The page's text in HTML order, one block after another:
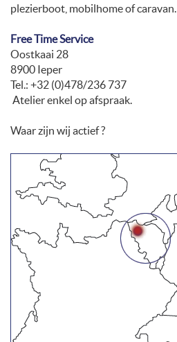
plezierboot, mobilhome of caravan.
Free Time Service
Oostkaai 28
8900 Ieper
Tel.: +32 (0)478/236 737
Atelier enkel op afspraak.
Waar zijn wij actief ?